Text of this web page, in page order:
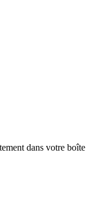
dans votre boîte